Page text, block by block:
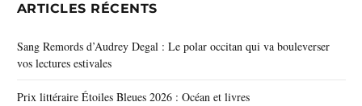
ARTICLES RÉCENTS
Sang Remords d’Audrey Degal : Le polar occitan qui va bouleverser
vos lectures estivales
Prix littéraire Étoiles Bleues 2026 : Océan et livres